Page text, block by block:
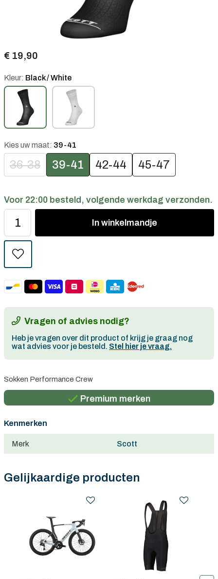
€ 19,90
Kleur: Black / White
Kies uw maat: 39-41
36-38 39-41 42-44 45-47
Voor 22:00 besteld, volgende werkdag verzonden.
In winkelmandje
Vragen of advies nodig?
Heb je vragen over dit product of krijg je graag nog
wat advies voor je besteld. Stel hier je vraag.
Sokken Performance Crew
Gratis verzending in België vanaf €100
Premium merken
Gratis verzending in België vanaf €100
Kenmerken
Merk Scott
Gelijkaardige producten